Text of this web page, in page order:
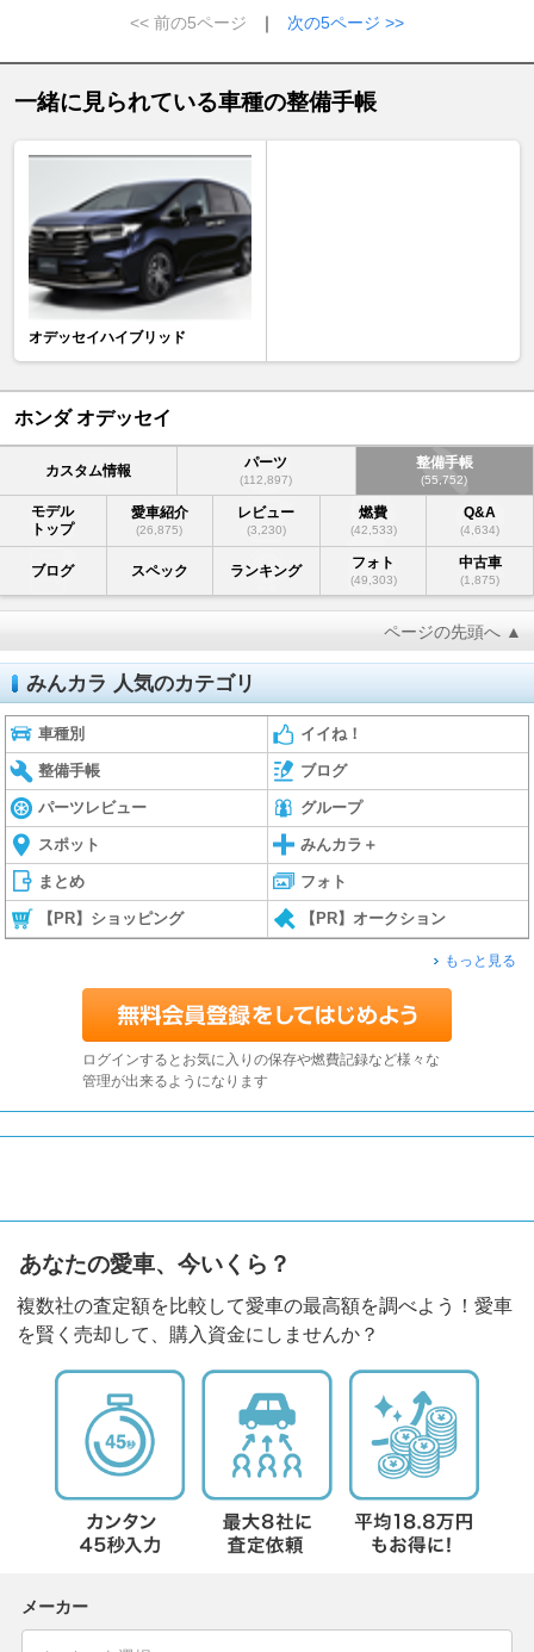
<< 前の5ページ ｜ 次の5ページ >>
一緒に見られている車種の整備手帳
オデッセイハイブリッド
ホンダ オデッセイ
カスタム情報 パーツ
(112,897)
整備手帳
(55,752)
モデル
トップ
愛車紹介
(26,875)
レビュー
(3,230)
燃費
(42,533)
Q&A
(4,634)
ブログ スペック ランキング フォト
(49,303)
中古車
(1,875)
ページの先頭へ ▲
みんカラ 人気のカテゴリ
車種別 イイね！
整備手帳 ブログ
パーツレビュー グループ
スポット みんカラ＋
まとめ フォト
【PR】ショッピング 【PR】オークション
もっと見る
ログインするとお気に入りの保存や燃費記録など様々な
管理が出来るようになります
あなたの愛車、今いくら？
複数社の査定額を比較して愛車の最高額を調べよう！愛車
を賢く売却して、購入資金にしませんか？
メーカー